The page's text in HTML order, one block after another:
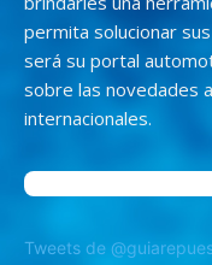
permita solucionar
será su portal
sobre las novedades
internacionales.
Tweets de